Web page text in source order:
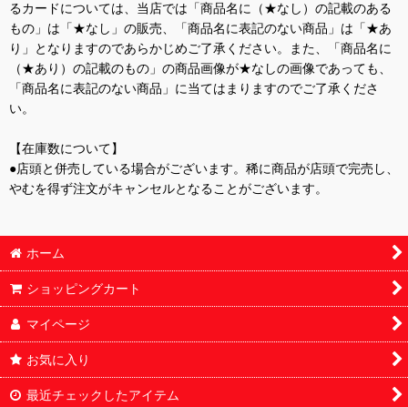
るカードについては、当店では「商品名に（★なし）の記載のある
もの」は「★なし」の販売、「商品名に表記のない商品」は「★あ
り」となりますのであらかじめご了承ください。また、「商品名に
（★あり）の記載のもの」の商品画像が★なしの画像であっても、
「商品名に表記のない商品」に当てはまりますのでご了承くださ
い。
【在庫数について】
●店頭と併売している場合がございます。稀に商品が店頭で完売し、
やむを得ず注文がキャンセルとなることがございます。
ホーム
ショッピングカート
マイページ
お気に入り
最近チェックしたアイテム